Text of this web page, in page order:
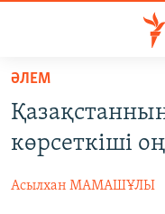
Skip
main
content
to
САЯСАТ
AZATTYQTV
ҚАҢТАР ОҚИҒАСЫ
ӘЛЕМ
көрсеткіші
Асылхан МАМАШҰЛЫ